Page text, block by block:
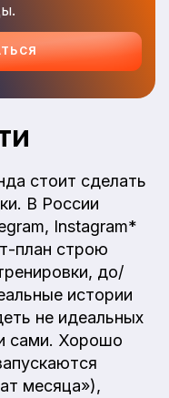
стоит сделать
В России
Instagram*
план строю
до/
истории
не идеальных
сами. Хорошо
месяца»),